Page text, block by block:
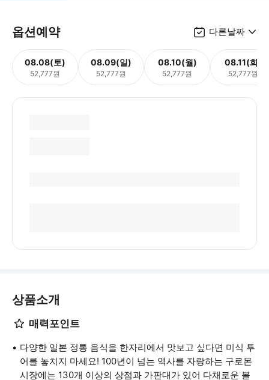
옵션예약 다른날짜
08.08(토)
52,777원
08.09(일)
52,777원
08.10(월)
52,777원
08.11(화)
52,777원
상품소개
매력포인트
다양한 일본 정통 음식을 한자리에서 맛보고 싶다면 미식 투
어를 놓치지 마세요! 100년이 넘는 역사를 자랑하는 구로몬
시장에는 130개 이상의 상점과 가판대가 있어 다채로운 볼